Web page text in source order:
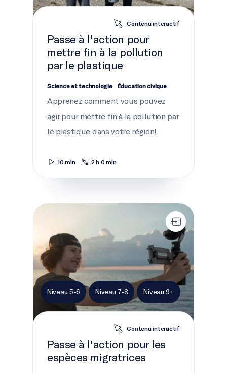
Contenu interactif
Passe à l'action pour
mettre fin à la pollution
par le plastique
Science et technologie Éducation civique
Apprenez comment vous pouvez
agir pour mettre fin à la pollution par
le plastique dans votre région!
10 min 2 h 0 min
Passe à l'action pour les espèces migratrices
Niveau 5-6 Niveau 7-8 Niveau 9+
Contenu interactif
Passe à l'action pour les
espèces migratrices